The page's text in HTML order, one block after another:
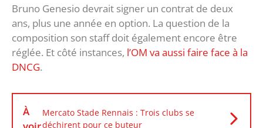
Bruno Genesio devrait signer un contrat de deux
ans, plus une année en option. La question de la
composition son staff doit également encore être
réglée. Et côté instances, l’OM va aussi faire face à la
DNCG.
À
Mercato Stade Rennais : Trois clubs se
déchirent pour ce buteur